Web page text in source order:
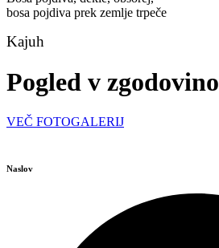
bosa pojdiva prek zemlje trpeče
Kajuh
Pogled v zgodovino
VEČ FOTOGALERIJ
Naslov